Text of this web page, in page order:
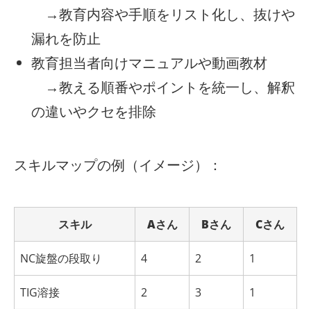
→教育内容や手順をリスト化し、抜けや
漏れを防止
教育担当者向けマニュアルや動画教材
→教える順番やポイントを統一し、解釈
の違いやクセを排除
スキルマップの例（イメージ）：
スキル Aさん Bさん Cさん
NC旋盤の段取り 4 2 1
TIG溶接 2 3 1